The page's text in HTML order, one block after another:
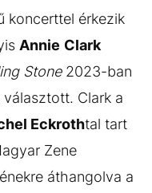
koncerttel érkezik
Annie Clark
Stone2023-ban
Clark a
Eckrothtal tart
Zene
áthangolva a